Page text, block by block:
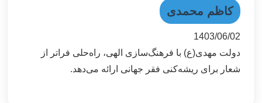
کاظم محمدی
1403/06/02
دولت مهدی(ع) با فرهنگ‌سازی الهی، راه‌حلی فراتر از
شعار برای ریشه‌کنی فقر جهانی ارائه می‌دهد.